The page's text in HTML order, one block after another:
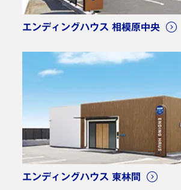
エンディングハウス 相模原中央
エンディングハウス 東林間